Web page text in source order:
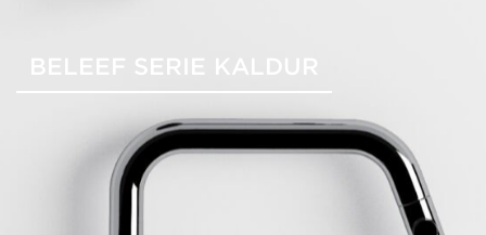
BELEEF SERIE KALDUR